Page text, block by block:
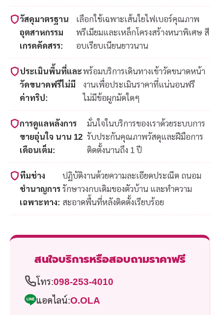
วัสดุมาตรฐาน
อุตสาหกรรม
เกรดคัดสรร:
เลือกใช้เฉพาะเส้นใยไฟเบอร์คุณภาพ
พรีเมียมและเหล็กโครงสร้างหนาพิเศษ สี
อบเรียบเนียนยาวนาน
ประเมินพื้นที่และ
วัดขนาดฟรีไม่มี
ค่าทริป:
พร้อมบริการเดินทางเข้าวัดขนาดหน้า
งานเพื่อประเมินราคาที่แน่นอนฟรี
ไม่มีข้อผูกมัดใดๆ
การดูแลหลังการ
ขายอุ่นใจ นาน 12
เดือนเต็ม:
มั่นใจในบริการของเราด้วยระบบการ
รับประกันคุณภาพวัสดุและฝีมือการ
ติดตั้งนานถึง 1 ปี
ทีมช่าง
ชำนาญการ
เฉพาะทาง:
ปฏิบัติงานด้วยความละเอียดประณีต ถนอม
รักษาวงกบเดิมของตัวบ้าน และทำความ
สะอาดพื้นที่หลังติดตั้งเรียบร้อย
สนใจบริการหรือสอบถามราคาฟรี
โทร:098-253-4010
แอดไลน์:O.OLA